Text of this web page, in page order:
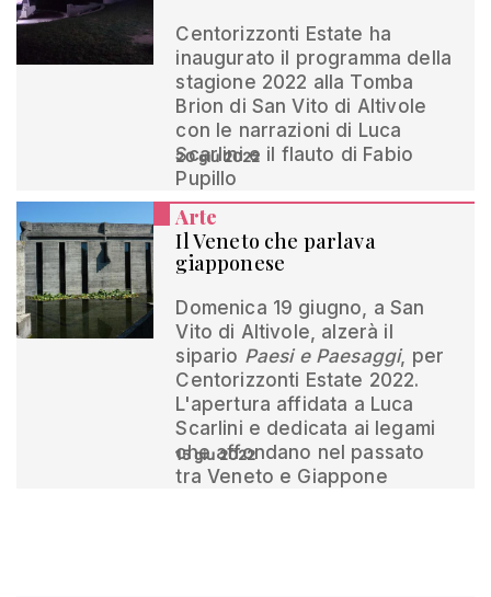
Centorizzonti Estate ha
inaugurato il programma della
stagione 2022 alla Tomba
Brion di San Vito di Altivole
con le narrazioni di Luca
Scarlini e il flauto di Fabio
Pupillo
20 giu 2022
Arte
Il Veneto che parlava
giapponese
Domenica 19 giugno, a San
Vito di Altivole, alzerà il
sipario Paesi e Paesaggi, per
Centorizzonti Estate 2022.
L'apertura affidata a Luca
Scarlini e dedicata ai legami
che affondano nel passato
tra Veneto e Giappone
15 giu 2022